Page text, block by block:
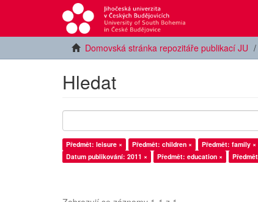
Domovská stránka repozitáře publikací JU
Hledat
Předmět: leisure × Předmět: children × Předmět: family ×
Datum publikování: 2011 ×
Předmět: education ×